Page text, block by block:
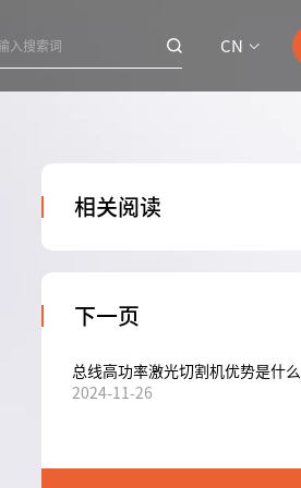
CN
相关阅读
下一页
总线高功率激光切割机优势是什么
2024-11-26